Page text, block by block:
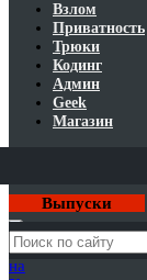
Взлом
Приватность
Трюки
Кодинг
Админ
Geek
Магазин
Выпуски
Годовая
подписка
на